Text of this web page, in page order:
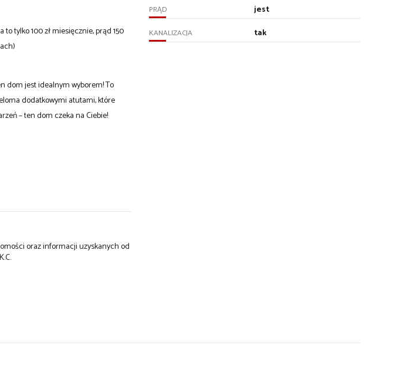
tylko 100 zł miesięcznie, prąd 150
dom jest idealnym wyborem! To
dodatkowymi atutami, które
– ten dom czeka na Ciebie!
oraz informacji uzyskanych od
PRĄD jest
KANALIZACJA tak